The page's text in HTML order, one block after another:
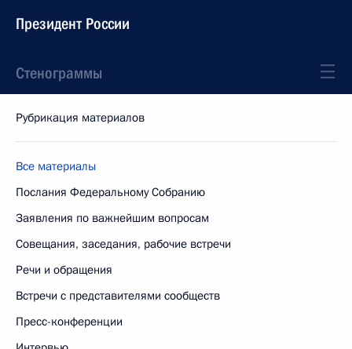
Президент России
Стенограммы
Рубрикация материалов
Все материалы
Послания Федеральному Собранию
Заявления по важнейшим вопросам
Совещания, заседания, рабочие встречи
Речи и обращения
Встречи с представителями сообществ
Пресс-конференции